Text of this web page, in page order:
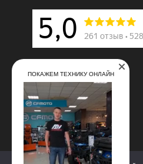
ПОКАЖЕМ ТЕХНИКУ ОНЛАЙН